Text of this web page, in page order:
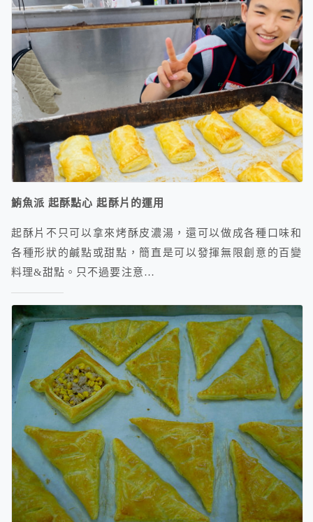
鮪魚派 起酥點心 起酥片的運用
起酥片不只可以拿來烤酥皮濃湯，還可以做成各種口味和
各種形狀的鹹點或甜點，簡直是可以發揮無限創意的百變
料理&甜點。只不過要注意…